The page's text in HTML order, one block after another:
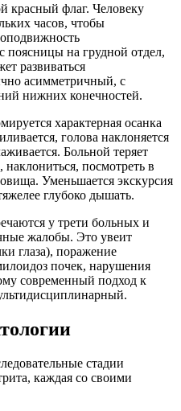
красный флаг. Человеку
часов, чтобы
поясницы на грудной отдел,
развиваться
асимметричный, с
нижних конечностей.
характерная осанка
голова наклоняется
Больной теряет
посмотреть в
Уменьшается экскурсия
глубоко дышать.
у трети больных и
жалобы. Это увеит
глаза), поражение
почек, нарушения
современный подход к
стадии
каждая со своими